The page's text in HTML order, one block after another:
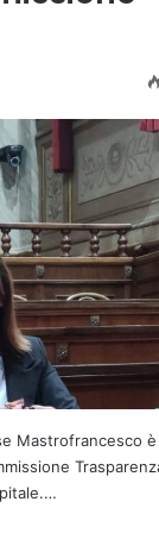
Mastrofrancesco è